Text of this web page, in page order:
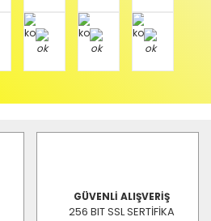
GÜVENLİ ALIŞVERİŞ
256 BIT SSL SERTİFİKA